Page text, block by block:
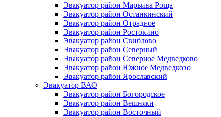
Эвакуатор район Марьина Роща
Эвакуатор район Останкинский
Эвакуатор район Отрадное
Эвакуатор район Ростокино
Эвакуатор район Свиблово
Эвакуатор район Северный
Эвакуатор район Северное Медведково
Эвакуатор район Южное Медведково
Эвакуатор район Ярославский
Эвакуатор ВАО
Эвакуатор район Богородское
Эвакуатор район Вешняки
Эвакуатор район Восточный